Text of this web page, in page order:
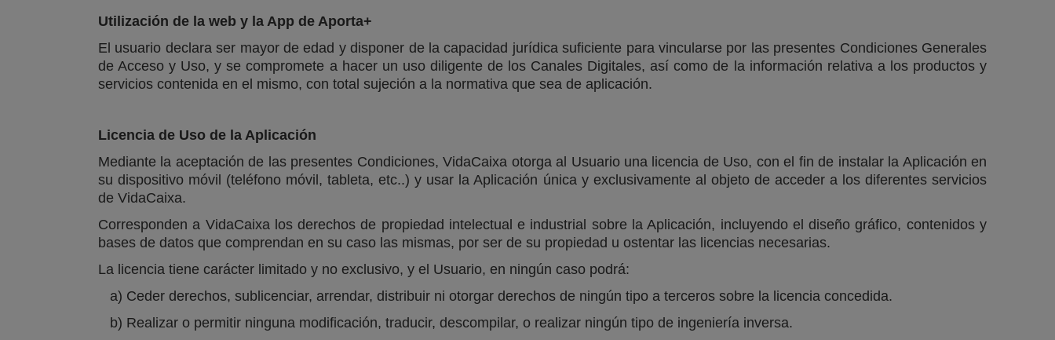
Utilización de la web y la App de Aporta+
El usuario declara ser mayor de edad y disponer de la capacidad jurídica suficiente para vincularse por las presentes Condiciones Generales
de Acceso y Uso, y se compromete a hacer un uso diligente de los Canales Digitales, así como de la información relativa a los productos y
servicios contenida en el mismo, con total sujeción a la normativa que sea de aplicación.
Licencia de Uso de la Aplicación
Mediante la aceptación de las presentes Condiciones, VidaCaixa otorga al Usuario una licencia de Uso, con el fin de instalar la Aplicación en
su dispositivo móvil (teléfono móvil, tableta, etc..) y usar la Aplicación única y exclusivamente al objeto de acceder a los diferentes servicios
de VidaCaixa.
Corresponden a VidaCaixa los derechos de propiedad intelectual e industrial sobre la Aplicación, incluyendo el diseño gráfico, contenidos y
bases de datos que comprendan en su caso las mismas, por ser de su propiedad u ostentar las licencias necesarias.
La licencia tiene carácter limitado y no exclusivo, y el Usuario, en ningún caso podrá:
a) Ceder derechos, sublicenciar, arrendar, distribuir ni otorgar derechos de ningún tipo a terceros sobre la licencia concedida.
b) Realizar o permitir ninguna modificación, traducir, descompilar, o realizar ningún tipo de ingeniería inversa.